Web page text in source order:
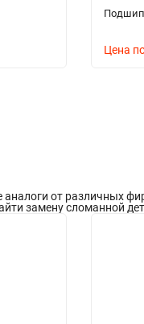
Цена
от различных
замену сломанной